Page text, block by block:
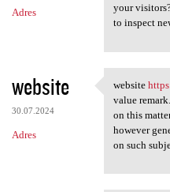
Adres
your
to inspect
website
30.07.2024
Adres
website
website
value
on this
however
on such